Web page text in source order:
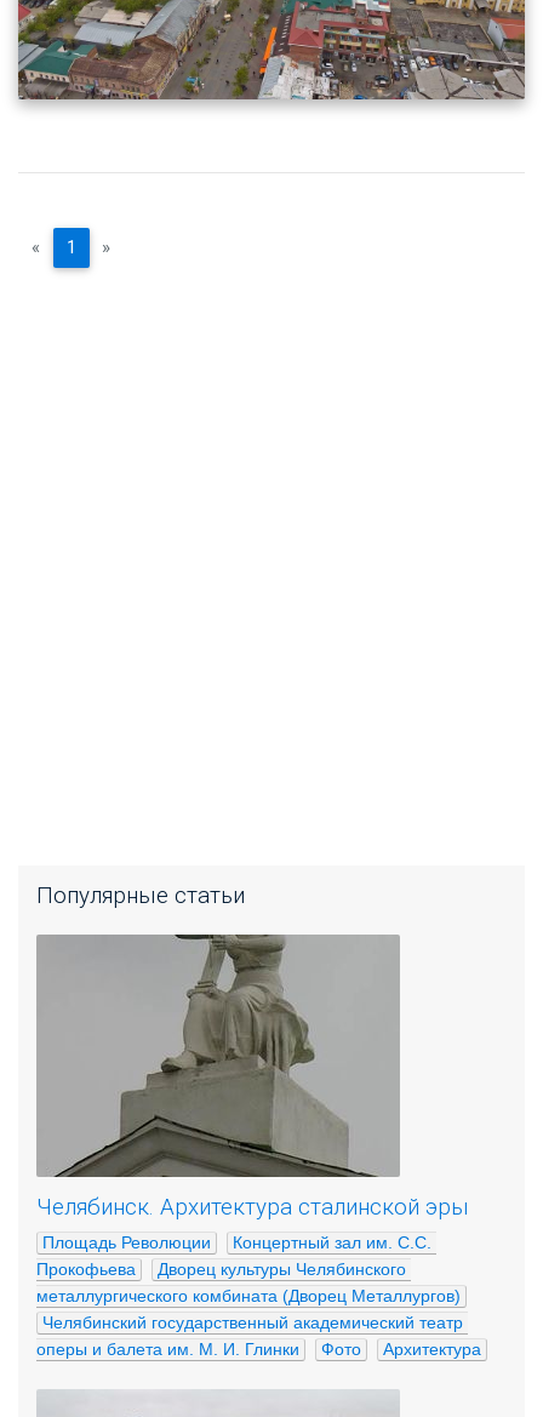
« 1 »
Популярные статьи
Челябинск. Архитектура сталинской эры
Площадь Революции
Концертный зал им. С.С.
Прокофьева
Дворец культуры Челябинского
металлургического комбината (Дворец Металлургов)
Челябинский государственный академический театр
оперы и балета им. М. И. Глинки
Фото Архитектура